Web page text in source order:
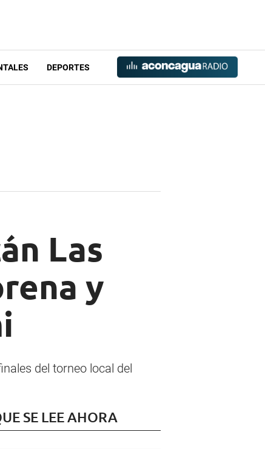
DEPORTES
Las
y
del torneo local del
SE LEE AHORA